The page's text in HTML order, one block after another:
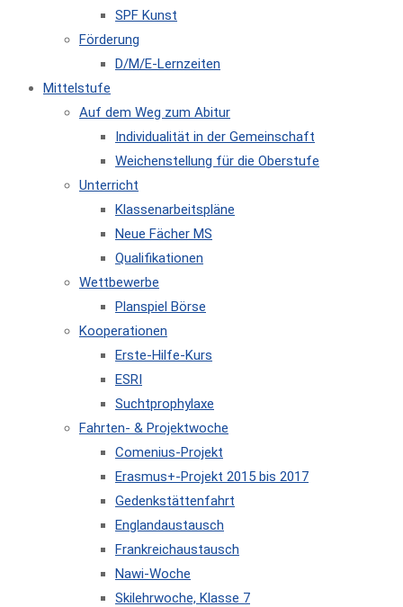
SPF Kunst
Förderung
D/M/E-Lernzeiten
Mittelstufe
Auf dem Weg zum Abitur
Individualität in der Gemeinschaft
Weichenstellung für die Oberstufe
Unterricht
Klassenarbeitspläne
Neue Fächer MS
Qualifikationen
Wettbewerbe
Planspiel Börse
Kooperationen
Erste-Hilfe-Kurs
ESRI
Suchtprophylaxe
Fahrten- & Projektwoche
Comenius-Projekt
Erasmus+-Projekt 2015 bis 2017
Gedenkstättenfahrt
Englandaustausch
Frankreichaustausch
Nawi-Woche
Skilehrwoche, Klasse 7